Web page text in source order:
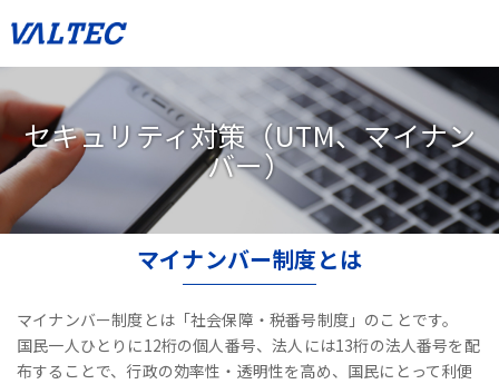
セキュリティ対策（UTM、マイナン
バー）
マイナンバー制度とは
マイナンバー制度とは「社会保障・税番号制度」のことです。
国民一人ひとりに12桁の個人番号、法人には13桁の法人番号を配
布することで、 行政の効率性・透明性を高め、国民にとって利便